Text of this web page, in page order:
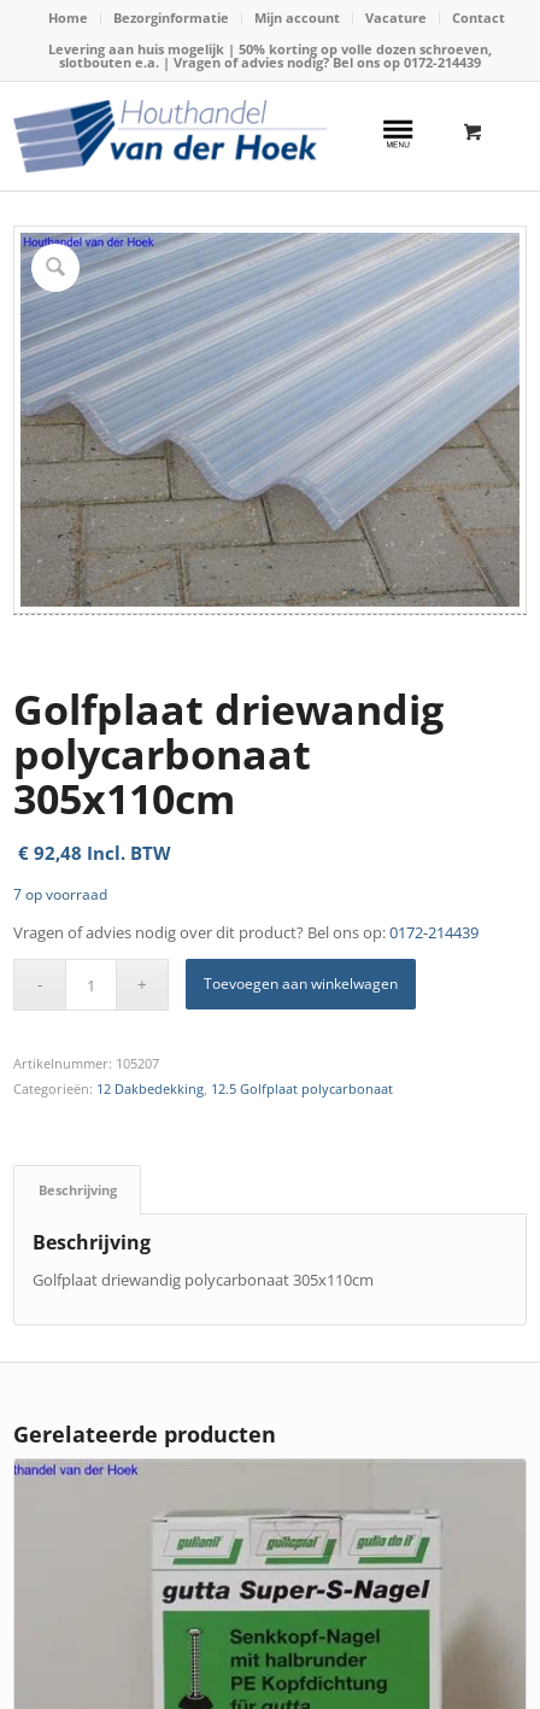
Home Bezorginformatie Mijn account Vacature
Contact
Levering aan huis mogelijk | 50% korting op volle dozen schroeven,
slotbouten e.a. | Vragen of advies nodig? Bel ons op 0172-214439
Home / Webshop / Dakbedekking / Golfplaat polycarbonaat /
Golfplaat driewandig polycarbonaat 305x110cm
Golfplaat driewandig
polycarbonaat
305x110cm
€ 92,48 Incl. BTW
7 op voorraad
Vragen of advies nodig over dit product? Bel ons op:0172-214439
Toevoegen aan winkelwagen
Artikelnummer: 105207
Categorieën: 12 Dakbedekking, 12.5 Golfplaat polycarbonaat
Beschrijving
Beschrijving
Golfplaat driewandig polycarbonaat 305x110cm
Gerelateerde producten